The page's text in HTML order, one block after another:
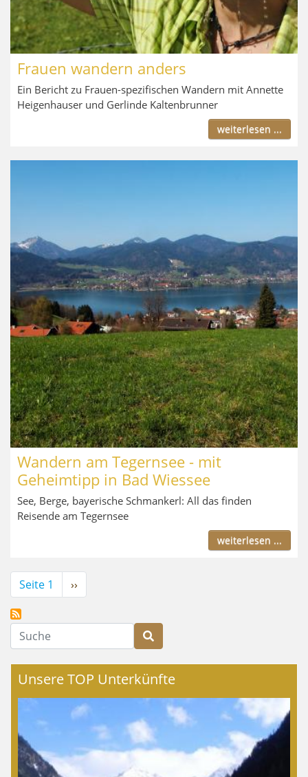
Frauen wandern anders
Ein Bericht zu Frauen-spezifischen Wandern mit Annette
Heigenhauser und Gerlinde Kaltenbrunner
weiterlesen ...
Wandern am Tegernsee - mit
Geheimtipp in Bad Wiessee
See, Berge, bayerische Schmankerl: All das finden
Reisende am Tegernsee
weiterlesen ...
Seitennummerierung
Seite 1
Nächste
Seite
››
Suche
Unsere TOP Unterkünfte